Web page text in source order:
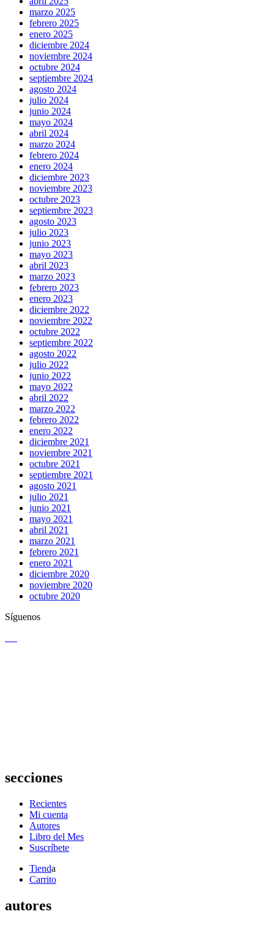
marzo 2025
febrero 2025
enero 2025
diciembre 2024
noviembre 2024
octubre 2024
septiembre 2024
agosto 2024
julio 2024
junio 2024
mayo 2024
abril 2024
marzo 2024
febrero 2024
enero 2024
diciembre 2023
noviembre 2023
octubre 2023
septiembre 2023
agosto 2023
julio 2023
junio 2023
mayo 2023
abril 2023
marzo 2023
febrero 2023
enero 2023
diciembre 2022
noviembre 2022
octubre 2022
septiembre 2022
agosto 2022
julio 2022
junio 2022
mayo 2022
abril 2022
marzo 2022
febrero 2022
enero 2022
diciembre 2021
noviembre 2021
octubre 2021
septiembre 2021
agosto 2021
julio 2021
junio 2021
mayo 2021
abril 2021
marzo 2021
febrero 2021
enero 2021
diciembre 2020
noviembre 2020
octubre 2020
Síguenos
secciones
Recientes
Mi cuenta
Autores
Libro del Mes
Suscríbete
Tienda
Carrito
autores